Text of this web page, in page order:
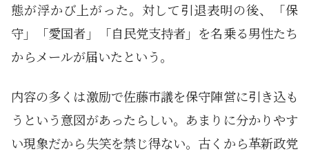
態が浮かび上がった。対して引退表明の後、「保
守」「愛国者」「自民党支持者」を名乗る男性たち
からメールが届いたという。
内容の多くは激励で佐藤市議を保守陣営に引き込も
うという意図があったらしい。あまりに分かりやす
い現象だから失笑を禁じ得ない。古くから革新政党